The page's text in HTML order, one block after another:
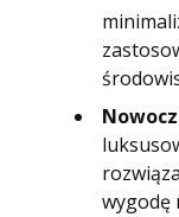
wygodę